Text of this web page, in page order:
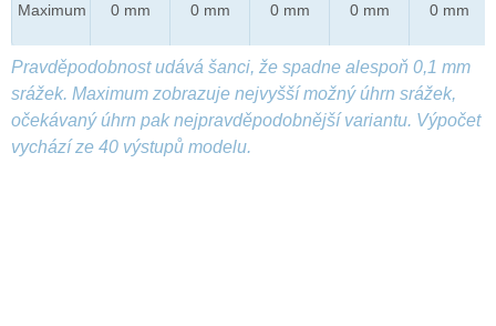
Maximum 0 mm 0 mm 0 mm 0 mm 0 mm
Pravděpodobnost udává šanci, že spadne alespoň 0,1 mm
srážek. Maximum zobrazuje nejvyšší možný úhrn srážek,
očekávaný úhrn pak nejpravděpodobnější variantu. Výpočet
vychází ze 40 výstupů modelu.